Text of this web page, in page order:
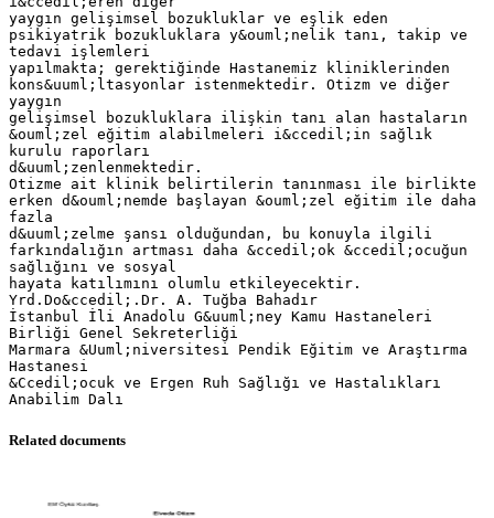
yaygın gelişimsel bozukluklar ve eşlik eden
psikiyatrik bozukluklara y&ouml;nelik tanı, takip ve
tedavi işlemleri
yapılmakta; gerektiğinde Hastanemiz kliniklerinden
kons&uuml;ltasyonlar istenmektedir. Otizm ve diğer
yaygın
gelişimsel bozukluklara ilişkin tanı alan hastaların
&ouml;zel eğitim alabilmeleri i&ccedil;in sağlık
kurulu raporları
d&uuml;zenlenmektedir.
Otizme ait klinik belirtilerin tanınması ile birlikte
erken d&ouml;nemde başlayan &ouml;zel eğitim ile daha
fazla
d&uuml;zelme şansı olduğundan, bu konuyla ilgili
farkındalığın artması daha &ccedil;ok &ccedil;ocuğun
sağlığını ve sosyal
hayata katılımını olumlu etkileyecektir.
Yrd.Do&ccedil;.Dr. A. Tuğba Bahadır
İstanbul İli Anadolu G&uuml;ney Kamu Hastaneleri
Birliği Genel Sekreterliği
Marmara &Uuml;niversitesi Pendik Eğitim ve Araştırma
Hastanesi
&Ccedil;ocuk ve Ergen Ruh Sağlığı ve Hastalıkları
Related documents